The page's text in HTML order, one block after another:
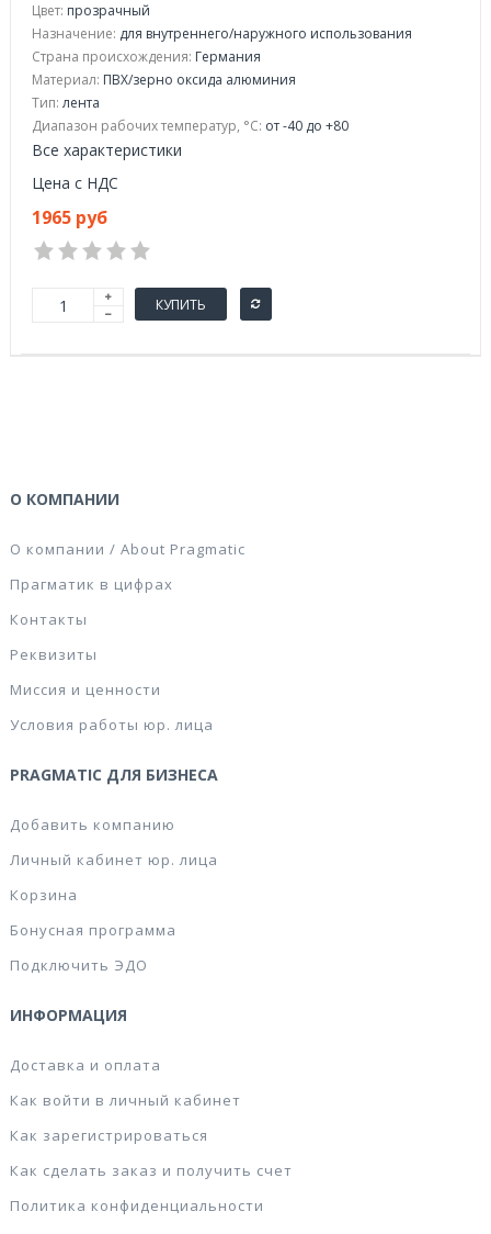
Цвет: прозрачный
Назначение: для внутреннего/наружного использования
Страна происхождения: Германия
Материал: ПВХ/зерно оксида алюминия
Тип: лента
Диапазон рабочих температур, °C: от -40 до +80
Все характеристики
Цена с НДС
1965 руб
КУПИТЬ
О КОМПАНИИ
О компании / About Pragmatic
Прагматик в цифрах
Контакты
Реквизиты
Миссия и ценности
Условия работы юр. лица
PRAGMATIC ДЛЯ БИЗНЕСА
Добавить компанию
Личный кабинет юр. лица
Корзина
Бонусная программа
Подключить ЭДО
ИНФОРМАЦИЯ
Доставка и оплата
Как войти в личный кабинет
Как зарегистрироваться
Как сделать заказ и получить счет
Политика конфиденциальности